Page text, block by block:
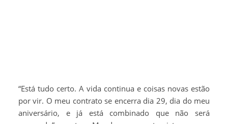
“Está tudo certo. A vida continua e coisas novas estão
por vir. O meu contrato se encerra dia 29, dia do meu
aniversário, e já está combinado que não será